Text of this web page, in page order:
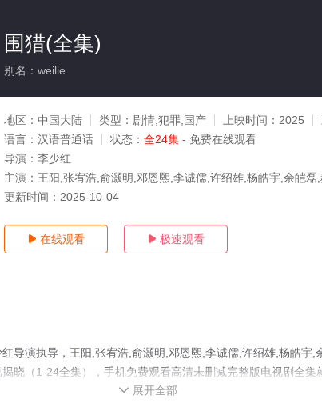
围猎(全集)
别名：weilie
地区： 中国大陆 类型： 剧情,犯罪,国产 上映时间： 2025
语言： 汉语普通话 状态： 全24集 - 免费在线观看
导演： 李少红
主演： 王阳,张宥浩,俞灏明,邓恩熙,李诚儒,许绍雄,杨皓宇,余皑磊
更新时间： 2025-10-04
 在线观看  极速观看
导演执导，王阳,张宥浩,俞灏明,邓恩熙,李诚儒,许绍雄,杨皓宇,
晓（1-24全集），手机免费观看高清未删减完整版电视剧全集
 展开全部